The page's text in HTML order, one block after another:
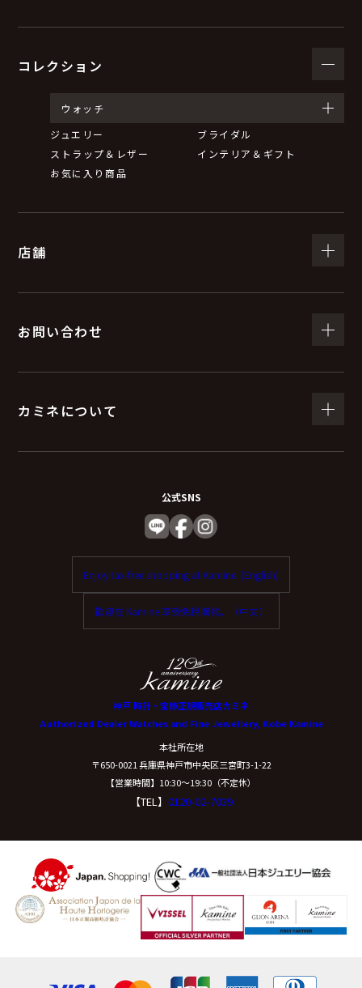
コレクション
ウォッチ
ジュエリー
ブライダル
ストラップ＆レザー
インテリア＆ギフト
お気に入り商品
店舗
お問い合わせ
カミネについて
公式SNS
Enjoy tax-free shopping at Kamine. (English)
歡迎在 Kamine 享受免稅購物。（中文）
神戸 時計・宝飾正規販売店カミネ
Authorized Dealer Watches and Fine Jewellery, Kobe Kamine
本社所在地
〒650-0021 兵庫県神戸市中央区三宮町3-1-22
【営業時間】10:30〜19:30（不定休）
【TEL】 0120-02-7039